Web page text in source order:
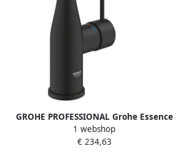
GROHE PROFESSIONAL Grohe Essence
eengreep wastafelmengkraan M-size
hoog met een gladde body Phantom
1 webshop
€ 234,63